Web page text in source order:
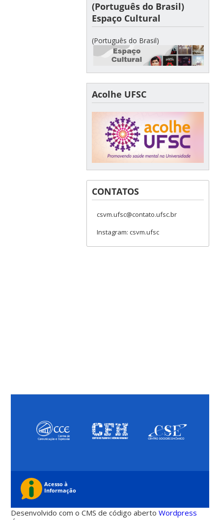
(Português do Brasil)
Espaço Cultural
(Português do Brasil)
Acolhe UFSC
CONTATOS
csvm.ufsc@contato.ufsc.br
Instagram: csvm.ufsc
Desenvolvido com o CMS de código abertoWordpress